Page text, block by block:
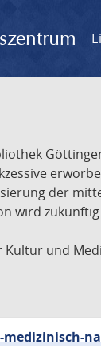
der
wird
und